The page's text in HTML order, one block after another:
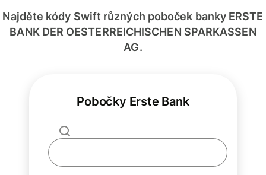
Najděte kódy Swift různých poboček banky ERSTE
BANK DER OESTERREICHISCHEN SPARKASSEN
AG.
Pobočky Erste Bank